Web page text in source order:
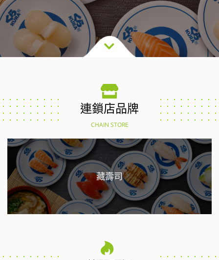
連鎖店品牌
CHAIN STORE
藏壽司